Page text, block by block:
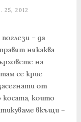
25, 2012
– да
някаква
на
се крие
от
косата, които
вкъщи –